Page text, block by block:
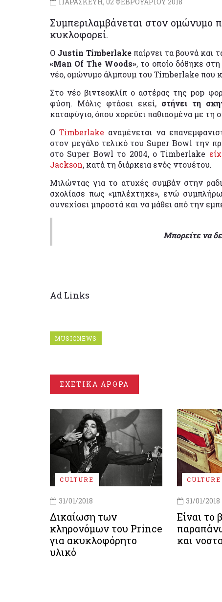
ΠΑΡΑΣΚΕΥΗ, 02 ΦΕΒΡΟΥΑΡΙΟΥ 2018
Συμπεριλαμβάνεται στον ομώνυμο
κυκλοφορεί.
Ο Justin Timberlakeπαίρνει τα βουνά και
«Man Of The Woods», το οποίο δόθηκε
νέο, ομώνυμο άλμπουμ του Timberlake που
Στο νέο βιντεοκλίπ ο αστέρας της pop
φύση. Μόλις φτάσει εκεί, στήνει τη
καταφύγιο, όπου χορεύει παθιασμένα με τη
Ο Timberlake αναμένεται να
στον μεγάλο τελικό του Super Bowl την
στο Super Bowl το 2004, ο Timberlake
Jackson, κατά τη διάρκεια ενός ντουέτου.
Μιλώντας για το ατυχές συμβάν στην
σχολίασε πως «μπλέχτηκε», ενώ
συνεχίσει μπροστά και να μάθει από την
Μπορείτε να
Ad Links
MUSICNEWS
ΣΧΕΤΙΚΑ ΑΡΘΡΑ
CULTURE
31/01/2018
Δικαίωση των
κληρονόμων του Prince
για ακυκλοφόρητο
υλικό
CULTURE
31/01/2018
Είναι το
και